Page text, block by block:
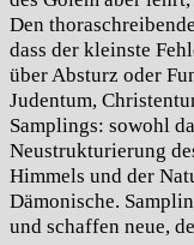
Den
dass der kleinste
über Absturz oder
Judentum,
Samplings: sowohl
Neustrukturierung
Himmels und der
Dämonische.
und schaffen neue,